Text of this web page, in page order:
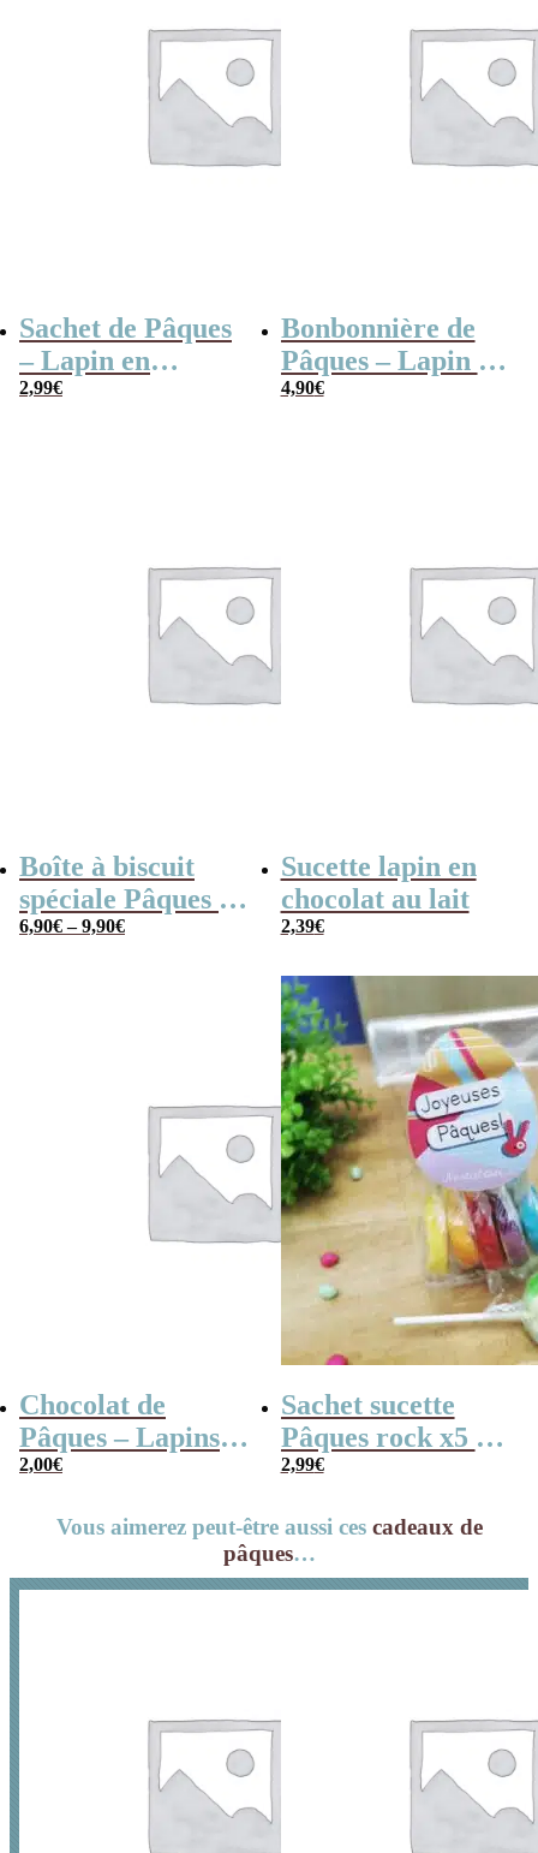
Sachet de Pâques
– Lapin en
guimauve x15
2,99€
Bonbonnière de
Pâques – Lapin en
guimauve x15
4,90€
Boîte à biscuit
spéciale Pâques –
340g
6,90€–9,90€
Sucette lapin en
chocolat au lait
2,39€
Chocolat de
Pâques – Lapins
rose au chocolat
2,00€
Sachet sucette
Pâques rock x5 –
“Joyeuses Pâques”
2,99€
Vous aimerez peut-être aussi ces cadeaux de
pâques…